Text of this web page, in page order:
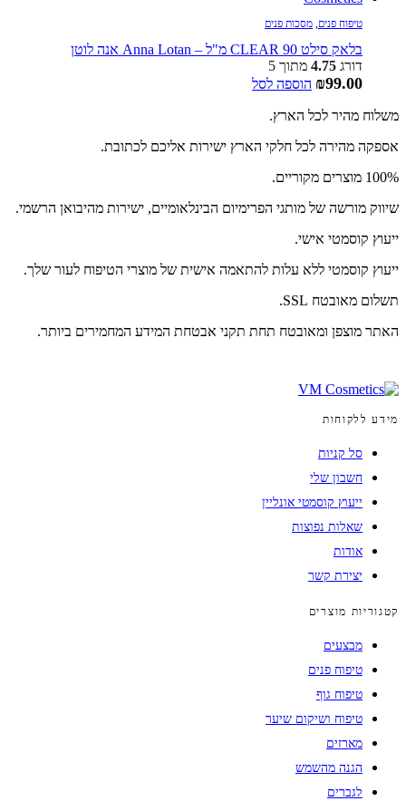
טיפוח פנים, מסכות פנים
בלאק סילט CLEAR 90 מ"ל – Anna Lotan אנה לוטן
דורג 4.75 מתוך 5
₪99.00 הוספה לסל
משלוח מהיר לכל הארץ.
אספקה מהירה לכל חלקי הארץ ישירות אליכם לכתובת.
100% מוצרים מקוריים.
שיווק מורשה של מותגי הפרימיום הבינלאומיים, ישירות מהיבואן הרשמי.
ייעוץ קוסמטי אישי.
ייעוץ קוסמטי ללא עלות להתאמה אישית של מוצרי הטיפוח לעור שלך.
תשלום מאובטח SSL.
האתר מוצפן ומאובטח תחת תקני אבטחת המידע המחמירים ביותר.
מידע ללקוחות
סל קניות
חשבון שלי
ייעוץ קוסמטי אונליין
שאלות נפוצות
אודות
יצירת קשר
קטגוריות מוצרים
מבצעים
טיפוח פנים
טיפוח גוף
טיפוח ושיקום שיער
מארזים
הגנה מהשמש
לגברים